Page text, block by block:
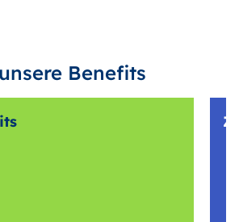
Benefits